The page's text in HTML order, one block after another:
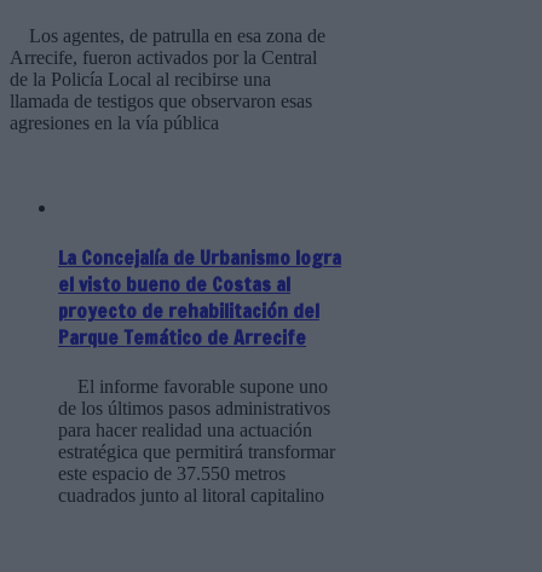
Los agentes, de patrulla en esa zona de
Arrecife, fueron activados por la Central
de la Policía Local al recibirse una
llamada de testigos que observaron esas
agresiones en la vía pública
La Concejalía de Urbanismo logra
el visto bueno de Costas al
proyecto de rehabilitación del
Parque Temático de Arrecife
El informe favorable supone uno
de los últimos pasos administrativos
para hacer realidad una actuación
estratégica que permitirá transformar
este espacio de 37.550 metros
cuadrados junto al litoral capitalino